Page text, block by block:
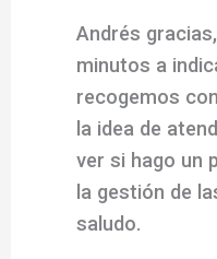
Andrés
minutos a
recogemos
la idea de
ver si hago un
la gestión de
saludo.